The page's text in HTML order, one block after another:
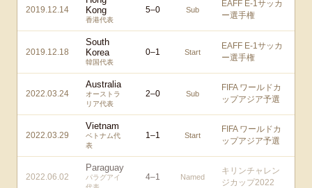
2019.12.14
Kong
香港代表
5–0 Sub
EAFF E-1サッカ
ー選手権
2019.12.18
South
Korea
韓国代表
0–1 Start
EAFF E-1サッカ
ー選手権
2022.03.24
Australia
オーストラ
リア代表
2–0 Sub
FIFA ワールドカ
ップアジア予選
2022.03.29
Vietnam
ベトナム代
表
1–1 Start
FIFA ワールドカ
ップアジア予選
2022.06.02
Paraguay
パラグアイ
4–1 Named
キリンチャレン
ジカップ2022